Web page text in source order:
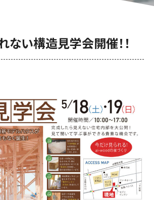
ない構造見学会開催！！